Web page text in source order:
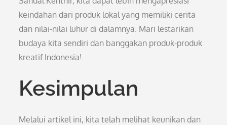
keindahan dari produk lokal yang memiliki cerita
dan nilai-nilai luhur di dalamnya. Mari lestarikan
budaya kita sendiri dan banggakan produk-produk
kreatif Indonesia!
Kesimpulan
Melalui artikel ini, kita telah melihat keunikan dan